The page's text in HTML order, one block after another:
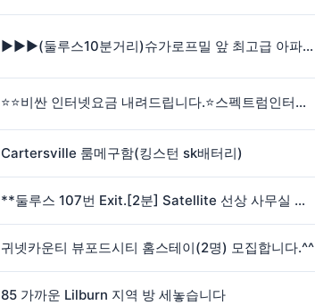
▶▶▶(둘루스10분거리)슈가로프밀 앞 최고급 아파트 남 룸메 구함◀◀◀
⭐️⭐️비싼 인터넷요금 내려드립니다.⭐️스펙트럼인터넷한국어서비스
Cartersville 룸메구함(킹스턴 sk배터리)
**둘루스 107번 Exit.[2분] Satellite 선상 사무실 방 렌트 합니다 (2 Available )
귀넷카운티 뷰포드시티 홈스테이(2명) 모집합니다.^^
85 가까운 Lilburn 지역 방 세놓습니다